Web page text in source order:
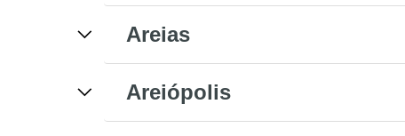
Areias
Areiópolis